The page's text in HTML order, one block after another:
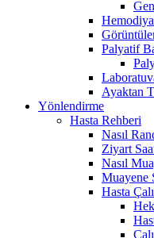
Palyatif
Ayaktan
Yönlendirme
Hasta Rehberi
Nasıl
Ziyart
Nasıl
Muayene
Hasta